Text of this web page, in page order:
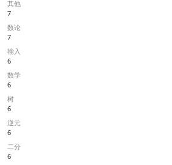
其他
7
数论
7
输入
6
数学
6
树
6
逆元
6
二分
6